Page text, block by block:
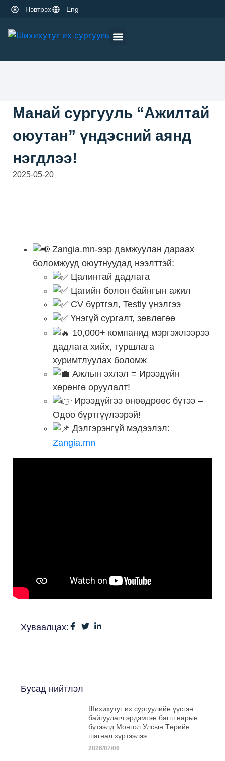
Нэвтрэх Eng
Манай сургууль “Ажилтай
оюутан” үндэсний аянд
нэгдлээ!
2025-05-20
Zangia.mn-ээр дамжуулан дараах
боломжууд оюутнуудад нээлттэй:
Цалинтай дадлага
Цагийн болон байнгын ажил
CV бүртгэл, Testly үнэлгээ
Үнэгүй сургалт, зөвлөгөө
10,000+ компанид мэргэжлээрээ
дадлага хийх, туршлага
хуримтлуулах боломж
Ажлын эхлэл = Ирээдүйн
хөрөнгө оруулалт!
Ирээдүйгээ өнөөдрөөс бүтээ –
Одоо бүртгүүлээрэй!
Дэлгэрэнгүй мэдээлэл:
Zangia.mn
Хуваалцах:
Бусад нийтлэл
Шихихутуг их сургуулийн үүсгэн
байгуулагч эрдэмтэн багш нарын
бүтээлд Монгол Улсын Төрийн
шагнал хүртээлээ
2026/07/06